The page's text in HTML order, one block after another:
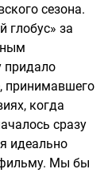
сезона.
глобус» за
придало
принимавшего
когда
сразу
идеально
Мы бы